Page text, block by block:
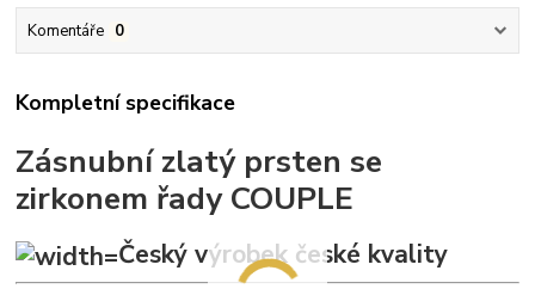
Komentáře 0
Kompletní specifikace
Zásnubní zlatý prsten se
zirkonem řady COUPLE
Český výrobek české kvality